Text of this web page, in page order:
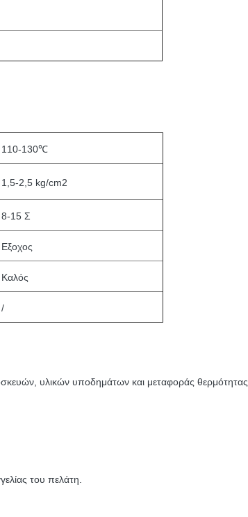
110-130℃
1,5-2,5 kg/cm2
8-15 Σ
Εξοχος
Καλός
/
υλικών υποδημάτων και μεταφοράς θερμότητας.
του πελάτη.